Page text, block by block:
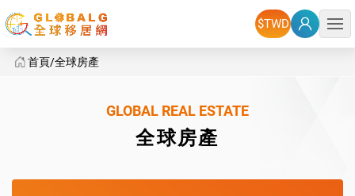
選單
首頁 全球房產
GLOBAL REAL ESTATE
全球房產